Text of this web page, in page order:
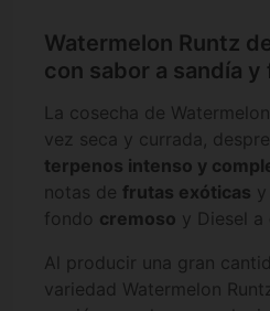
Watermelon Runtz
con sabor a sandía
La cosecha de
vez seca y currada,
terpenos intenso y
notas de frutas exóticas y
fondo cremoso y Diesel a
Al producir una gran
variedad Watermelon